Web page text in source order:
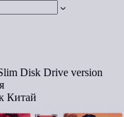
Disk Drive version
Китай